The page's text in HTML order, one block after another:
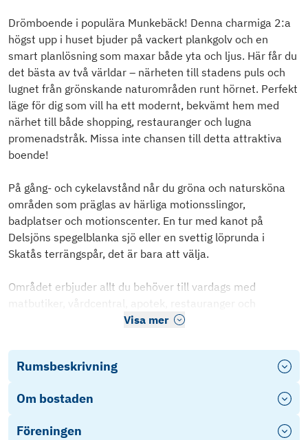
Drömboende i populära Munkebäck! Denna charmiga 2:a
högst upp i huset bjuder på vackert plankgolv och en
smart planlösning som maxar både yta och ljus. Här får du
det bästa av två världar – närheten till stadens puls och
lugnet från grönskande naturområden runt hörnet. Perfekt
läge för dig som vill ha ett modernt, bekvämt hem med
närhet till både shopping, restauranger och lugna
promenadstråk. Missa inte chansen till detta attraktiva
boende!
På gång- och cykelavstånd når du gröna och natursköna
områden som präglas av härliga motionsslingor,
badplatser och motionscenter. En tur med kanot på
Delsjöns spegelblanka sjö eller en svettig löprunda i
Skatås terrängspår, det är bara att välja.
Området erbjuder allt du behöver till vardags med
matbutiker, vårdcentral, apotek, restauranger och
Visa mer
Rumsbeskrivning
Om bostaden
Föreningen